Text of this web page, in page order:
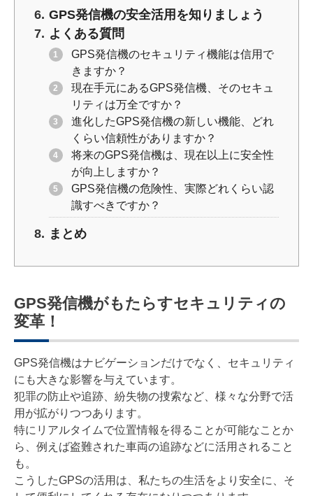
GPS発信機の安全活用を知りましょう
よくある質問
GPS発信機のセキュリティ機能は信用で
きますか？
現在手元にあるGPS発信機、そのセキュ
リティは万全ですか？
進化したGPS発信機の新しい機能、どれ
くらい信頼性がありますか？
将来のGPS発信機は、現在以上に安全性
が向上しますか？
GPS発信機の危険性、実際どれくらい認
識すべきですか？
まとめ
GPS発信機がもたらすセキュリティの
変革！
GPS発信機はナビゲーションだけでなく、セキュリティ
にも大きな影響を与えています。
犯罪の防止や追跡、紛失物の捜索など、様々な分野で活
用が拡がりつつあります。
特にリアルタイムで位置情報を得ることが可能なことか
ら、例えば盗難された車両の追跡などに活用されること
も。
こうしたGPSの活用は、私たちの生活をより安全に、そ